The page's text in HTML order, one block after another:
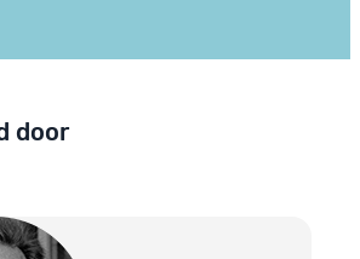
door